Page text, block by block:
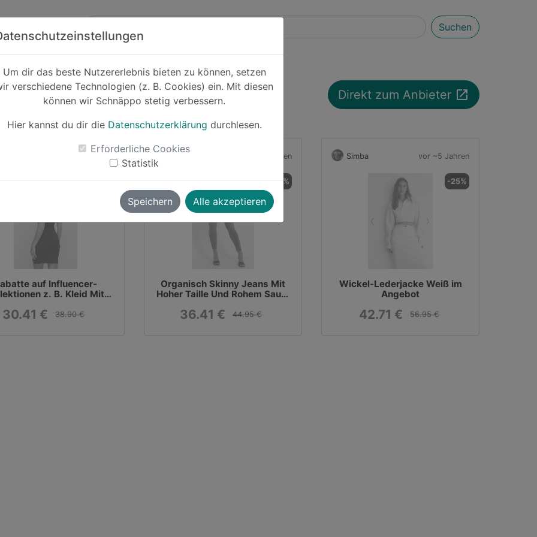
Um dir das beste Nutzererlebnis bieten zu können, setzen
verschiedene Technologien (z. B. Cookies) ein. Mit diesen
können wir Schnäppo stetig verbessern.
Hier kannst du dir die Datenschutzerklärung durchlesen.
Erforderliche Cookies
Statistik
Speichern Alle akzeptieren
Suchen
Direkt zum Anbieter launch
-22%
auf Influencer-
z. B. Kleid Mit
30.41 € 38.90 €
vor ~5 Jahren
-19%
Organisch Skinny Jeans Mit
Hoher Taille Und Rohem Saum
36.41 € 44.95 €
Simba vor ~5 Jahren
-25%
Wickel-Lederjacke Weiß im
Angebot
42.71 € 56.95 €